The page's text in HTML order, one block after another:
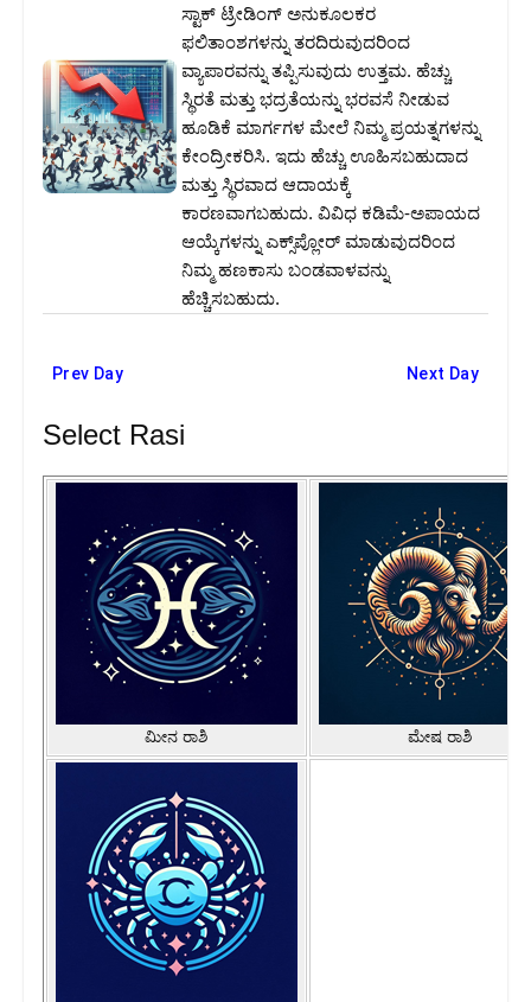
ಸ್ಟಾಕ್ ಟ್ರೇಡಿಂಗ್ ಅನುಕೂಲಕರ
ಫಲಿತಾಂಶಗಳನ್ನು ತರದಿರುವುದರಿಂದ
ವ್ಯಾಪಾರವನ್ನು ತಪ್ಪಿಸುವುದು ಉತ್ತಮ. ಹೆಚ್ಚು
ಸ್ಥಿರತೆ ಮತ್ತು ಭದ್ರತೆಯನ್ನು ಭರವಸೆ ನೀಡುವ
ಹೂಡಿಕೆ ಮಾರ್ಗಗಳ ಮೇಲೆ ನಿಮ್ಮ ಪ್ರಯತ್ನಗಳನ್ನು
ಕೇಂದ್ರೀಕರಿಸಿ. ಇದು ಹೆಚ್ಚು ಊಹಿಸಬಹುದಾದ
ಮತ್ತು ಸ್ಥಿರವಾದ ಆದಾಯಕ್ಕೆ
ಕಾರಣವಾಗಬಹುದು. ವಿವಿಧ ಕಡಿಮೆ-ಅಪಾಯದ
ಆಯ್ಕೆಗಳನ್ನು ಎಕ್ಸ್‌ಪ್ಲೋರ್ ಮಾಡುವುದರಿಂದ
ನಿಮ್ಮ ಹಣಕಾಸು ಬಂಡವಾಳವನ್ನು
ಹೆಚ್ಚಿಸಬಹುದು.
Prev Day Next Day
Select Rasi
ಮೀನ ರಾಶಿ ಮೇಷ ರಾಶಿ